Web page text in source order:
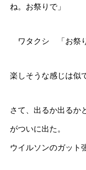
ね。お祭りで」
ワタクシ 「お祭り
楽しそうな感じは似
さて、出るか出るか
がついに出た。
ウイルソンのガット